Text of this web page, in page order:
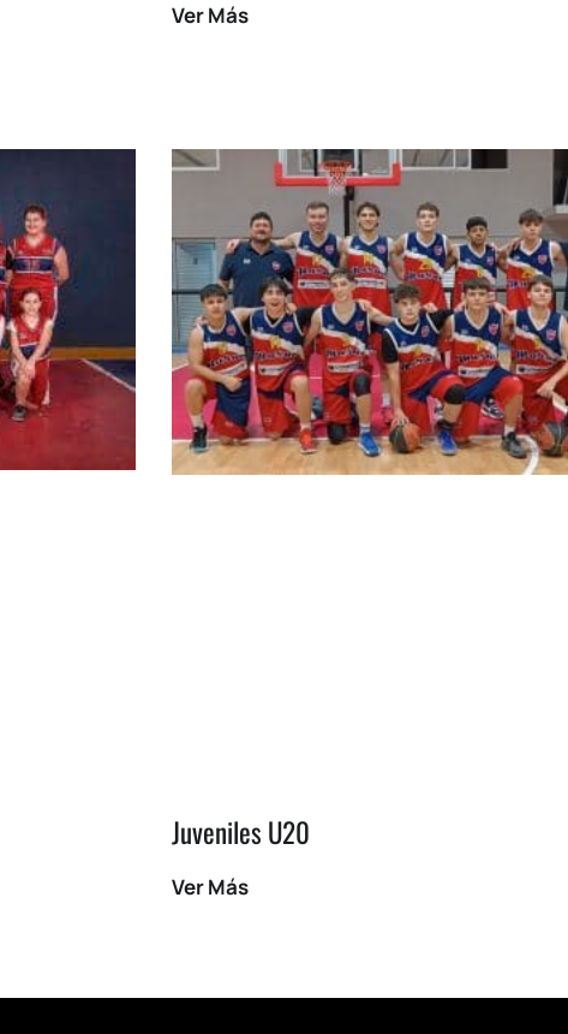
Ver Más
Juveniles U20
Ver Más